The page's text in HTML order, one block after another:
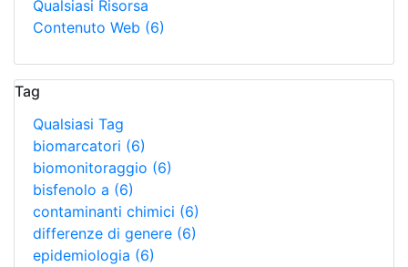
Qualsiasi Risorsa
Contenuto Web (6)
Tag
Qualsiasi Tag
biomarcatori (6)
biomonitoraggio (6)
bisfenolo a (6)
contaminanti chimici (6)
differenze di genere (6)
epidemiologia (6)